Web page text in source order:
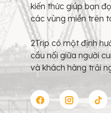
kiến thức giúp bạn
các vùng miền trên
2Trip có một định
cầu nối giữa người
và khách hàng trải